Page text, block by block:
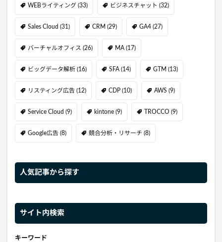
WEBライティング (33) ビジネスチャット (32)
Sales Cloud (31) CRM (29) GA4 (27)
バーチャルオフィス (26) MA (17)
ビッグデータ解析 (16) SFA (14) GTM (13)
リスティング広告 (12) CDP (10) AWS (9)
Service Cloud (9) kintone (9) TROCCO (9)
Google広告 (8) 競合分析・リサーチ (8)
人気記事から探す
サイト内検索
キーワード